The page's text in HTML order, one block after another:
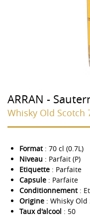
ARRAN -
Whisky Old Scotch
Format: 70 cl (0.7L)
Niveau : Parfait (P)
Etiquette : Parfaite
Capsule : Parfaite
Conditionnement:
Origine : Whisky Old
Taux d'alcool : 50